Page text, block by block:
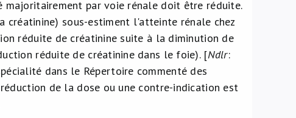
majoritairement par voie rénale doit être réduite.
créatinine) sous-estiment l'atteinte rénale chez
réduite de créatinine suite à la diminution de
réduite de créatinine dans le foie). [Ndlr:
dans le Répertoire commenté des
de la dose ou une contre-indication est